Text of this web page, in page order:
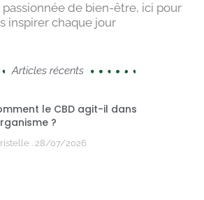
de bien-être, ici pour
inspirer chaque jour
Articles récents
le CBD agit-il dans
?
28/07/2026